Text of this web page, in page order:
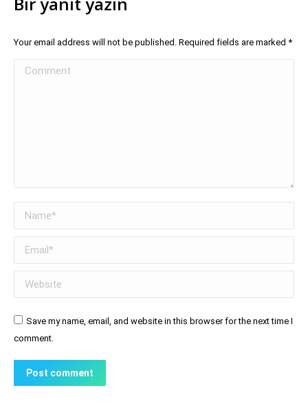
Your email address will not be published. Required fields are marked *
Comment
Name *
Email *
Website
Save my name, email, and website in this browser for the next time I
comment.
Post comment